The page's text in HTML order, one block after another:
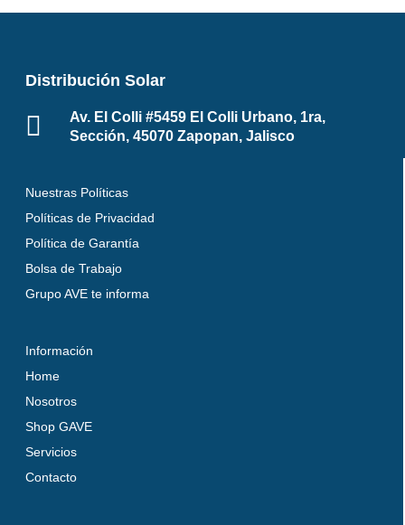
Distribución Solar
Av. El Colli #5459 El Colli Urbano, 1ra,
Sección, 45070 Zapopan, Jalisco
Nuestras Políticas
Políticas de Privacidad
Política de Garantía
Bolsa de Trabajo
Grupo AVE te informa
Información
Home
Nosotros
Shop GAVE
Servicios
Contacto